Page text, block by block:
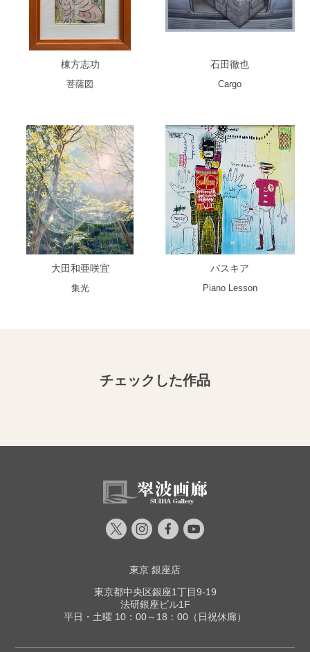
棟方志功
菩薩図
石田徹也
Cargo
大田和亜咲宜
集光
バスキア
Piano Lesson
チェックした作品
東京 銀座店
東京都中央区銀座1丁目9-19
法研銀座ビル1F
平日・土曜 10：00～18：00（日祝休廊）